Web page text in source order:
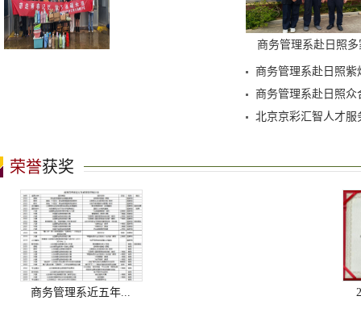
商务管理系赴日照多
商务管理系赴日照紫
商务管理系赴日照众
北京京彩汇智人才服
荣誉获奖
商务管理系近五年...